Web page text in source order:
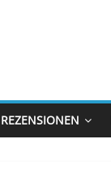
REZENSIONEN